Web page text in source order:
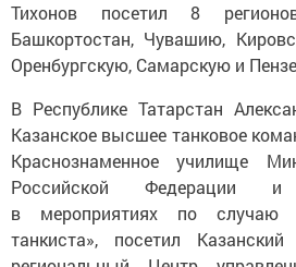
Тихонов посетил 8
Башкортостан, Чувашию,
Оренбургскую, Самарскую и
В Республике Татарстан
Казанское высшее танковое
Краснознаменное училище
Российской Федерации
в мероприятиях по случаю
танкиста», посетил